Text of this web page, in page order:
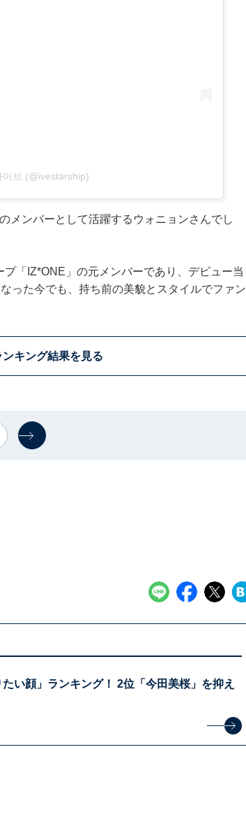
브 (@ivestarship)
メンバーとして活躍するウォニョンさんでし
「IZ*ONE」の元メンバーであり、デビュー当
った今でも、持ち前の美貌とスタイルでファン
ンキング結果を見る
い顔」ランキング！ 2位「今田美桜」を抑え